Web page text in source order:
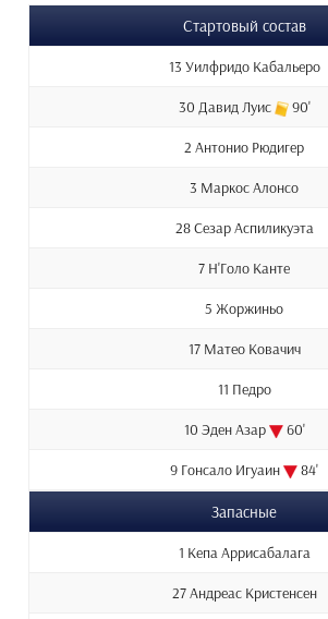
Стартовый состав
13 Уилфридо Кабальеро
30 Давид Луис 90'
2 Антонио Рюдигер
3 Маркос Алонсо
28 Сезар Аспиликуэта
7 Н'Голо Канте
5 Жоржиньо
17 Матео Ковачич
11 Педро
10 Эден Азар 60'
9 Гонсало Игуаин 84'
Запасные
1 Кепа Аррисабалага
27 Андреас Кристенсен